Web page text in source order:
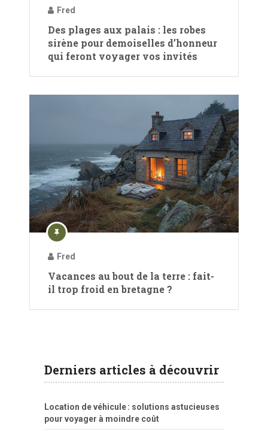
Fred
Des plages aux palais : les robes
sirène pour demoiselles d’honneur
qui feront voyager vos invités
Fred
Vacances au bout de la terre : fait-
il trop froid en bretagne ?
Derniers articles à découvrir
Location de véhicule : solutions astucieuses
pour voyager à moindre coût